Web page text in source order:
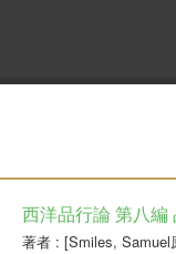
西洋品行論 第八編
著者: [Smiles, Samuel